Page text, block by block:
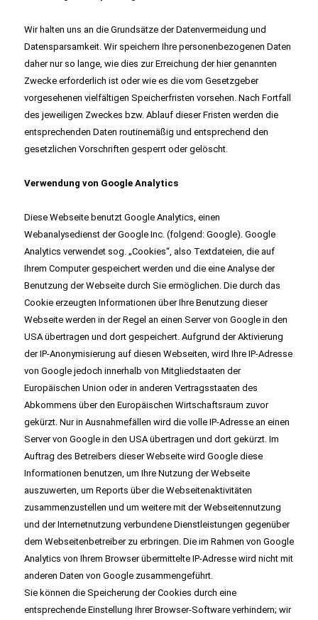
Wir halten uns an die Grundsätze der Datenvermeidung und
Datensparsamkeit. Wir speichern Ihre personenbezogenen Daten
daher nur so lange, wie dies zur Erreichung der hier genannten
Zwecke erforderlich ist oder wie es die vom Gesetzgeber
vorgesehenen vielfältigen Speicherfristen vorsehen. Nach Fortfall
des jeweiligen Zweckes bzw. Ablauf dieser Fristen werden die
entsprechenden Daten routinemäßig und entsprechend den
gesetzlichen Vorschriften gesperrt oder gelöscht.
Verwendung von Google Analytics
Diese Webseite benutzt Google Analytics, einen
Webanalysedienst der Google Inc. (folgend: Google). Google
Analytics verwendet sog. „Cookies“, also Textdateien, die auf
Ihrem Computer gespeichert werden und die eine Analyse der
Benutzung der Webseite durch Sie ermöglichen. Die durch das
Cookie erzeugten Informationen über Ihre Benutzung dieser
Webseite werden in der Regel an einen Server von Google in den
USA übertragen und dort gespeichert. Aufgrund der Aktivierung
der IP-Anonymisierung auf diesen Webseiten, wird Ihre IP-Adresse
von Google jedoch innerhalb von Mitgliedstaaten der
Europäischen Union oder in anderen Vertragsstaaten des
Abkommens über den Europäischen Wirtschaftsraum zuvor
gekürzt. Nur in Ausnahmefällen wird die volle IP-Adresse an einen
Server von Google in den USA übertragen und dort gekürzt. Im
Auftrag des Betreibers dieser Webseite wird Google diese
Informationen benutzen, um Ihre Nutzung der Webseite
auszuwerten, um Reports über die Webseitenaktivitäten
zusammenzustellen und um weitere mit der Webseitennutzung
und der Internetnutzung verbundene Dienstleistungen gegenüber
dem Webseitenbetreiber zu erbringen. Die im Rahmen von Google
Analytics von Ihrem Browser übermittelte IP-Adresse wird nicht mit
anderen Daten von Google zusammengeführt.
Sie können die Speicherung der Cookies durch eine
entsprechende Einstellung Ihrer Browser-Software verhindern; wir